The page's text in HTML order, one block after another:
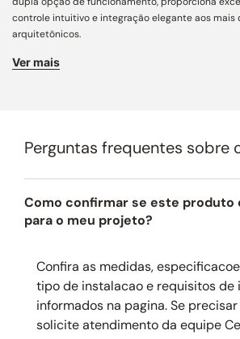
controle intuitivo e integração elegante aos mais
arquitetônicos.
Performance técnica:
ativado, retém partículas de gordura, reduz
ambiente mais limpo e agradável, tanto no modo
Comandos e tecnologia:painel Touch com
velocidades e timer que oferecem controle
diário e ajuste preciso da sucção conforme a
produzida em aço inox,
estética contemporânea e acabamento
integração elegante à marcenaria e valorizando
gourmet.
Ver mais
Perguntas frequentes sobre
Como confirmar se este produto
para o meu projeto?
Confira as medidas,
tipo de instalacao e requisitos de
informados na pagina. Se
solicite atendimento da equipe